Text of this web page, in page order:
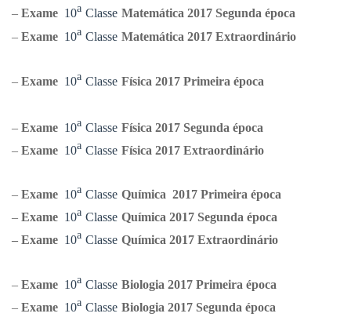
– Exame 10ᵃ Classe Matemática 2017 Segunda época
– Exame 10ᵃ Classe Matemática 2017 Extraordinário
– Exame 10ᵃ Classe Física 2017 Primeira época
– Exame 10ᵃ Classe Física 2017 Segunda época
– Exame 10ᵃ Classe Física 2017 Extraordinário
– Exame 10ᵃ Classe Química 2017 Primeira época
– Exame 10ᵃ Classe Química 2017 Segunda época
– Exame 10ᵃ Classe Química 2017 Extraordinário
– Exame 10ᵃ Classe Biologia 2017 Primeira época
– Exame 10ᵃ Classe Biologia 2017 Segunda época